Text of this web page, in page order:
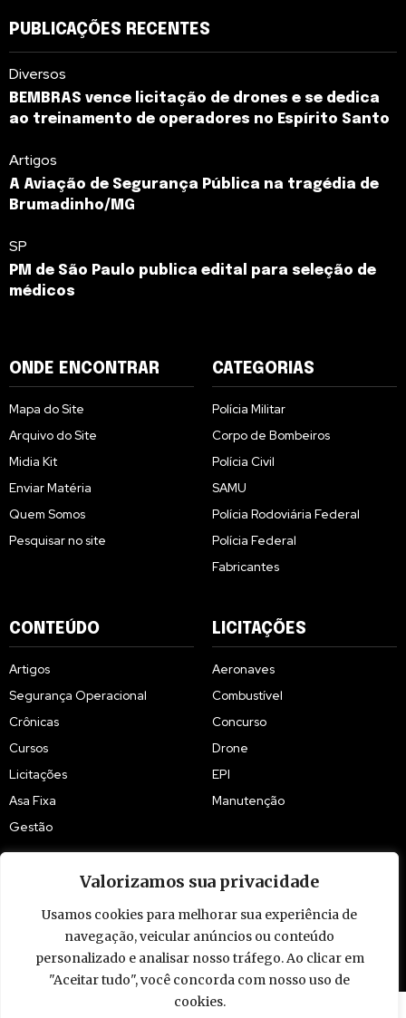
Valorizamos sua privacidade
Usamos cookies para melhorar sua experiência de
navegação, veicular anúncios ou conteúdo
personalizado e analisar nosso tráfego. Ao clicar em
"Aceitar tudo", você concorda com nosso uso de
cookies.
PUBLICAÇÕES RECENTES
Diversos
BEMBRAS vence licitação de drones e se dedica
ao treinamento de operadores no Espírito Santo
Artigos
A Aviação de Segurança Pública na tragédia de
Brumadinho/MG
SP
PM de São Paulo publica edital para seleção de
médicos
ONDE ENCONTRAR
Mapa do Site
Arquivo do Site
Midia Kit
Enviar Matéria
Quem Somos
Pesquisar no site
CATEGORIAS
Polícia Militar
Corpo de Bombeiros
Polícia Civil
SAMU
Polícia Rodoviária Federal
Polícia Federal
Fabricantes
CONTEÚDO
Artigos
Segurança Operacional
Crônicas
Cursos
Licitações
Asa Fixa
Gestão
LICITAÇÕES
Aeronaves
Combustível
Concurso
Drone
EPI
Manutenção
© 2009 - 2026 Piloto Policial. Todos os direitos reservados. Brasil.